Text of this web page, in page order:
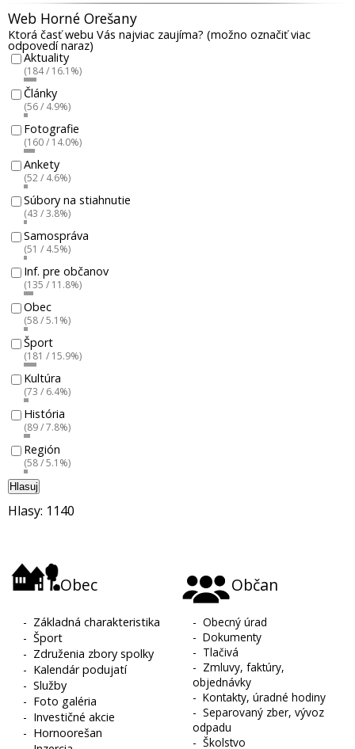
Web Horné Orešany
Ktorá časť webu Vás najviac zaujíma? (možno označiť viac
odpovedí naraz)
Aktuality
(184 / 16.1%)
Články
(56 / 4.9%)
Fotografie
(160 / 14.0%)
Ankety
(52 / 4.6%)
Súbory na stiahnutie
(43 / 3.8%)
Samospráva
(51 / 4.5%)
Inf. pre občanov
(135 / 11.8%)
Obec
(58 / 5.1%)
Šport
(181 / 15.9%)
Kultúra
(73 / 6.4%)
História
(89 / 7.8%)
Región
(58 / 5.1%)
Hlasuj
Hlasy: 1140
Obec
- Základná charakteristika
-Šport
- Združenia zbory spolky
- Kalendár podujatí
-Služby
- Foto galéria
- Investičné akcie
- Hornoorešan
Občan
-Obecný úrad
-Dokumenty
- Tlačivá
- Zmluvy, faktúry,
objednávky
-Kontakty, úradné hodiny
-Separovaný zber, vývoz
odpadu
-Školstvo